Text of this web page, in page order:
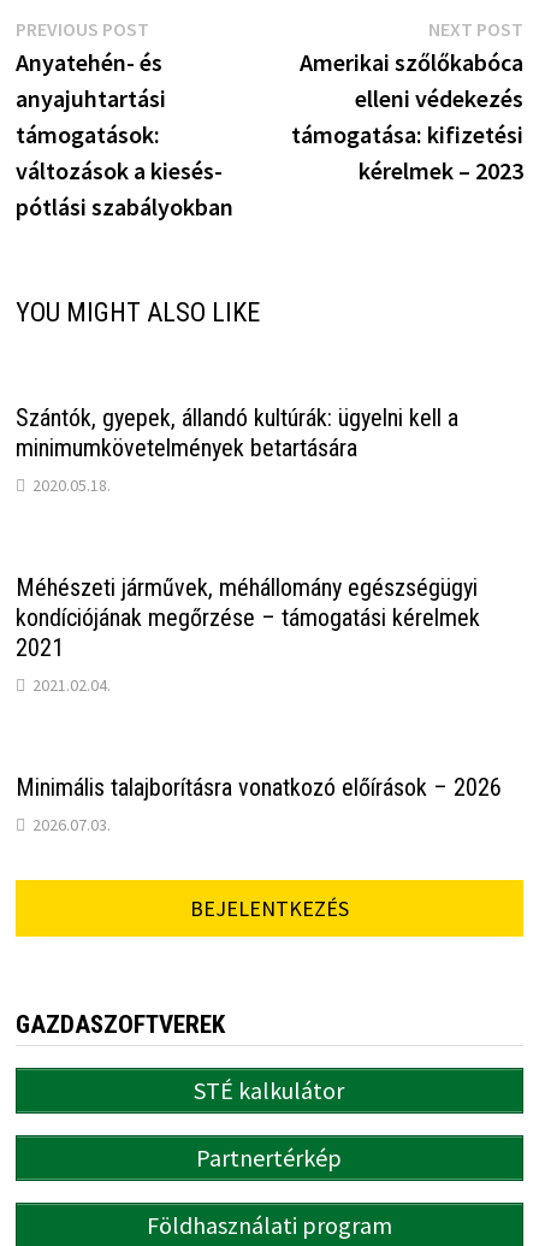
Bejegyzés
navigáció
PREVIOUS POSTPrevious
post:
Anyatehén- és
anyajuhtartási
támogatások:
változások a kiesés-
pótlási szabályokban
NEXT POST
Amerikai szőlőkabóca
elleni védekezés
támogatása: kifizetési
kérelmek – 2023
YOU MIGHT ALSO LIKE
Szántók, gyepek, állandó kultúrák: ügyelni kell a
minimumkövetelmények betartására
2020.05.18.
Méhészeti járművek, méhállomány egészségügyi
kondíciójának megőrzése – támogatási kérelmek
2021
2021.02.04.
Minimális talajborításra vonatkozó előírások – 2026
2026.07.03.
BEJELENTKEZÉS
GAZDASZOFTVEREK
STÉ kalkulátor
Partnertérkép
Földhasználati program